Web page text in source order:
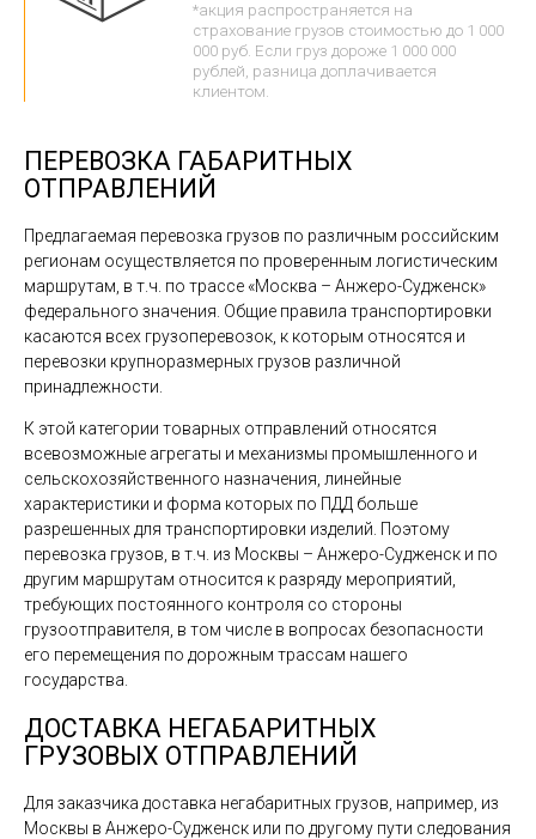
*акция распространяется на
страхование грузов стоимостью до 1 000
000 руб. Если груз дороже 1 000 000
рублей, разница доплачивается
клиентом.
ПЕРЕВОЗКА ГАБАРИТНЫХ
ОТПРАВЛЕНИЙ
Предлагаемая перевозка грузов по различным российским
регионам осуществляется по проверенным логистическим
маршрутам, в т.ч. по трассе «Москва – Анжеро-Судженск»
федерального значения. Общие правила транспортировки
касаются всех грузоперевозок, к которым относятся и
перевозки крупноразмерных грузов различной
принадлежности.
К этой категории товарных отправлений относятся
всевозможные агрегаты и механизмы промышленного и
сельскохозяйственного назначения, линейные
характеристики и форма которых по ПДД больше
разрешенных для транспортировки изделий. Поэтому
перевозка грузов, в т.ч. из Москвы – Анжеро-Судженск и по
другим маршрутам относится к разряду мероприятий,
требующих постоянного контроля со стороны
грузоотправителя, в том числе в вопросах безопасности
его перемещения по дорожным трассам нашего
государства.
ДОСТАВКА НЕГАБАРИТНЫХ
ГРУЗОВЫХ ОТПРАВЛЕНИЙ
Для заказчика доставка негабаритных грузов, например, из
Москвы в Анжеро-Судженск или по другому пути следования